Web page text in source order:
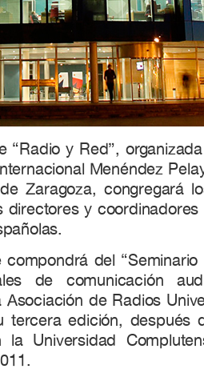
“Radio y Red”,
Menéndez
Zaragoza, congregará
directores y
compondrá del
de comunicación
Asociación de Radios
tercera edición, después
la Universidad